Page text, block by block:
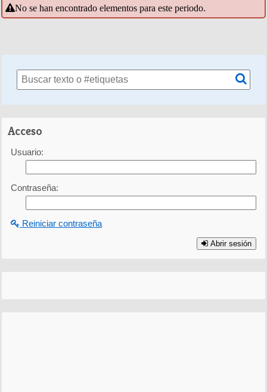
No se han encontrado elementos para este periodo.
Acceso
Usuario:
Contraseña:
Reiniciar contraseña
Abrir sesión